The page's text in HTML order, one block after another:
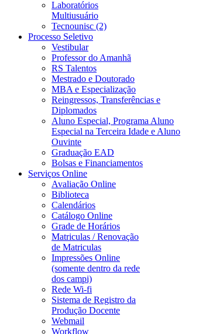
Laboratórios
Multiusuário
Tecnounisc (2)
Processo Seletivo
Vestibular
Professor do Amanhã
RS Talentos
Mestrado e Doutorado
MBA e Especialização
Reingressos, Transferências e
Diplomados
Aluno Especial, Programa Aluno
Especial na Terceira Idade e Aluno
Ouvinte
Graduação EAD
Bolsas e Financiamentos
Serviços Online
Avaliação Online
Biblioteca
Calendários
Catálogo Online
Grade de Horários
Matriculas / Renovação
de Matriculas
Impressões Online
(somente dentro da rede
dos campi)
Rede Wi-fi
Sistema de Registro da
Produção Docente
Webmail
Workflow